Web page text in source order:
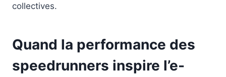
collectives.
Quand la performance des
speedrunners inspire l’e-